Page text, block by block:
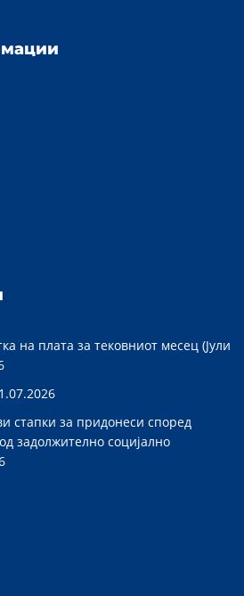
на плата за тековниот месец (Јули
стапки за придонеси според
задолжително социјално